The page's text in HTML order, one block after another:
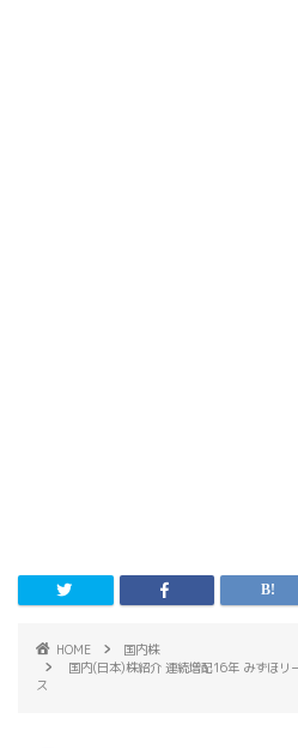
HOME
国内株
国内(日本)株紹介 連続増配16年 みずほ
ス